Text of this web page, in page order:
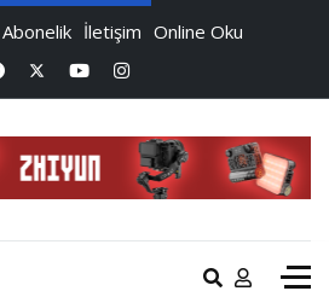
Abonelik İletişim Online Oku